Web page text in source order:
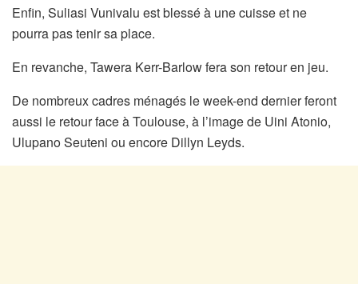
Enfin, Suliasi Vunivalu est blessé à une cuisse et ne
pourra pas tenir sa place.
En revanche, Tawera Kerr-Barlow fera son retour en jeu.
De nombreux cadres ménagés le week-end dernier feront
aussi le retour face à Toulouse, à l’image de Uini Atonio,
Ulupano Seuteni ou encore Dillyn Leyds.